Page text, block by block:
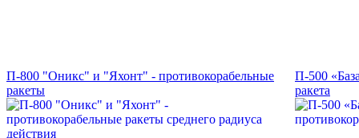
П-800 "Оникс" и "Яхонт" - противокорабельные
ракеты
П-500
ракета